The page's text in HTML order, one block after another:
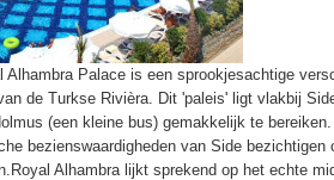
Alhambra Palace is een sprookjesachtige
de Turkse Rivièra. Dit 'paleis' ligt vlakbij
(een kleine bus) gemakkelijk te
bezienswaardigheden van Side bezichtigen
Alhambra lijkt sprekend op het echte